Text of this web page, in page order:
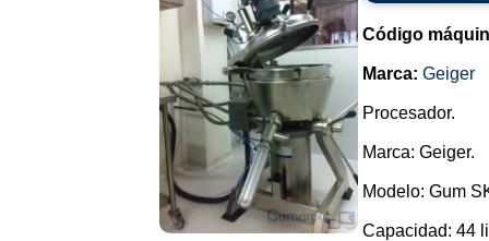
Código
Marca: Geiger
Procesador.
Marca: Geiger.
Modelo: Gum
Capacidad: 44